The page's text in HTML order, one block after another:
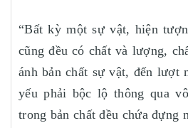
“Bất kỳ một sự vật, hiện
cũng đều có chất và lượng,
ánh bản chất sự vật, đến lượt
yếu phải bộc lộ thông qua
trong bản chất đều chứa đựng